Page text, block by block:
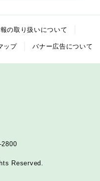
の取り扱いについて
ップ バナー広告について
2800
Reserved.